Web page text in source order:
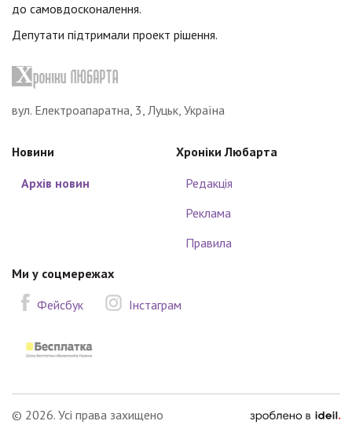
до самовдосконалення.
Депутати підтримали проект рішення.
вул. Електроапаратна, 3, Луцьк, Україна
Новини
Архів новин
Хроніки Любарта
Редакція
Реклама
Правила
Ми у соцмережах
Фейсбук
Інстаграм
© 2026. Усі права захищено
зроблено